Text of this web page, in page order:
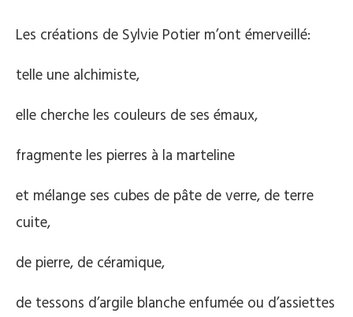
Les créations de Sylvie Potier m’ont émerveillé:
telle une alchimiste,
elle cherche les couleurs de ses émaux,
fragmente les pierres à la marteline
et mélange ses cubes de pâte de verre, de terre
cuite,
de pierre, de céramique,
de tessons d’argile blanche enfumée ou d’assiettes